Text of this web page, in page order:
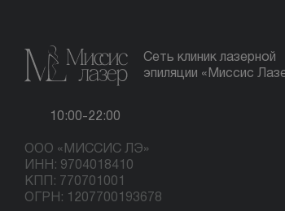
Сеть клиник лазерной
эпиляции «Миссис
10:00-22:00
ООО «МИССИС ЛЭ»
ИНН: 9704018410
КПП: 770701001
ОГРН: 1207700193678